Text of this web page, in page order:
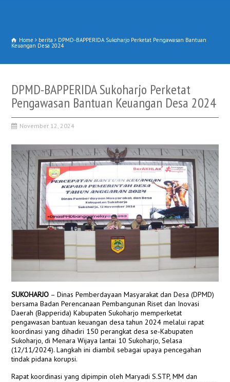
Home berita DPMD-BAPPERIDA Sukoharjo Perketat Pengawasan Bantuan
Keuangan Desa 2024
DPMD-BAPPERIDA Sukoharjo Perketat
Pengawasan Bantuan Keuangan Desa 2024
November 12, 2024
SUKOHARJO – Dinas Pemberdayaan Masyarakat dan Desa (DPMD)
bersama Badan Perencanaan Pembangunan Riset dan Inovasi
Daerah (Bapperida) Kabupaten Sukoharjo memperketat
pengawasan bantuan keuangan desa tahun 2024 melalui rapat
koordinasi yang dihadiri 150 perangkat desa se-Kabupaten
Sukoharjo, di Menara Wijaya lantai 10 Sukoharjo, Selasa
(12/11/2024). Langkah ini diambil sebagai upaya pencegahan
tindak pidana korupsi.
Rapat koordinasi yang dipimpin oleh Maryadi S.STP, MM dan